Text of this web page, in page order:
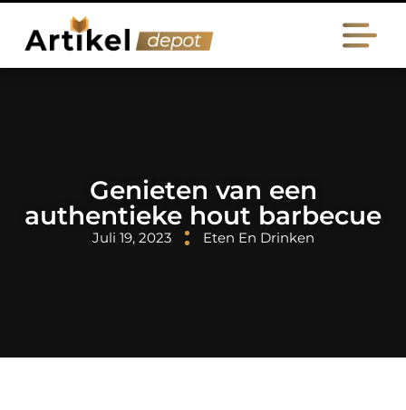
Genieten van een
authentieke hout barbecue
Juli 19, 2023 Eten En Drinken